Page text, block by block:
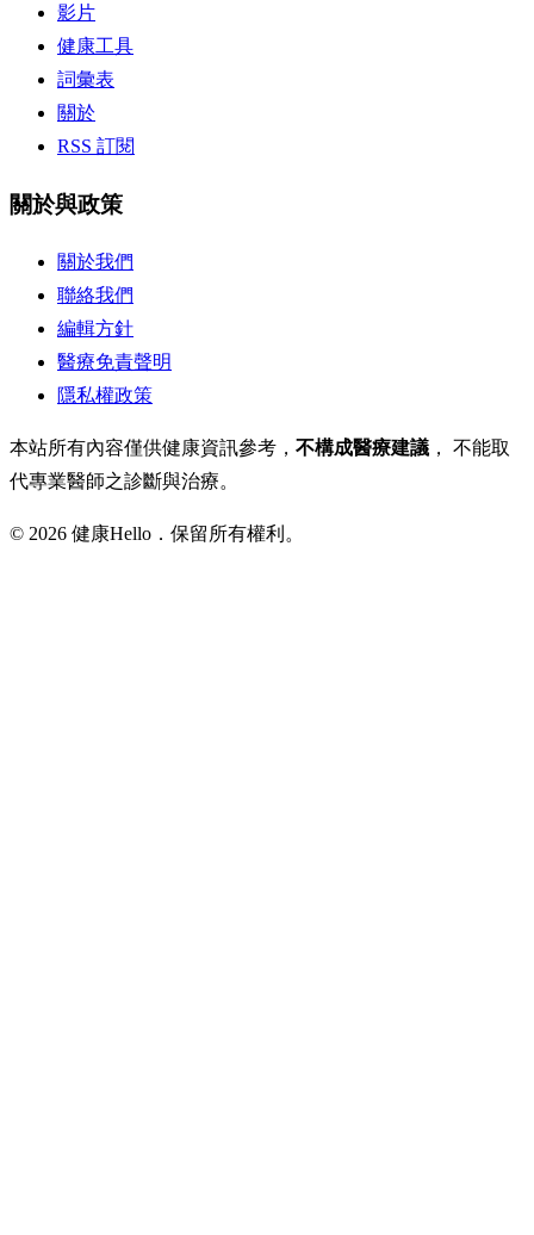
影片
健康工具
詞彙表
關於
RSS 訂閱
關於與政策
關於我們
聯絡我們
編輯方針
醫療免責聲明
隱私權政策
本站所有內容僅供健康資訊參考， 不構成醫療建議 ， 不能取
代專業醫師之診斷與治療。
© 2026 健康Hello．保留所有權利。